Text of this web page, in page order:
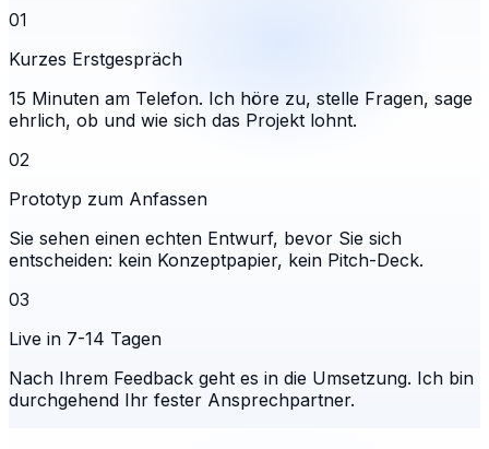
01
Kurzes Erstgespräch
15 Minuten am Telefon. Ich höre zu, stelle Fragen, sage
ehrlich, ob und wie sich das Projekt lohnt.
02
Prototyp zum Anfassen
Sie sehen einen echten Entwurf, bevor Sie sich
entscheiden: kein Konzeptpapier, kein Pitch-Deck.
03
Live in 7-14 Tagen
Nach Ihrem Feedback geht es in die Umsetzung. Ich bin
durchgehend Ihr fester Ansprechpartner.